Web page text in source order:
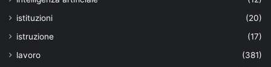
istituzioni
(20)
istruzione
(17)
lavoro
(381)